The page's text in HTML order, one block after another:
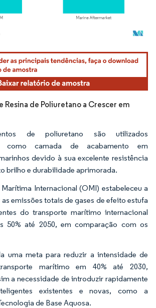
O reuso requer atribuição conforme CC BY 4.0.
Resina de Poliuretano a Crescer em
de poliuretano são utilizados
como camada de acabamento em
devido à sua excelente resistência
brilho e durabilidade aprimorada.
Internacional (OMI) estabeleceu a
emissões totais de gases de efeito estufa
do transporte marítimo internacional
50% até 2050, em comparação com os
uma meta para reduzir a intensidade de
marítimo em 40% até 2030,
a necessidade de introduzir rapidamente
existentes e novas, como a
de Base Aquosa.